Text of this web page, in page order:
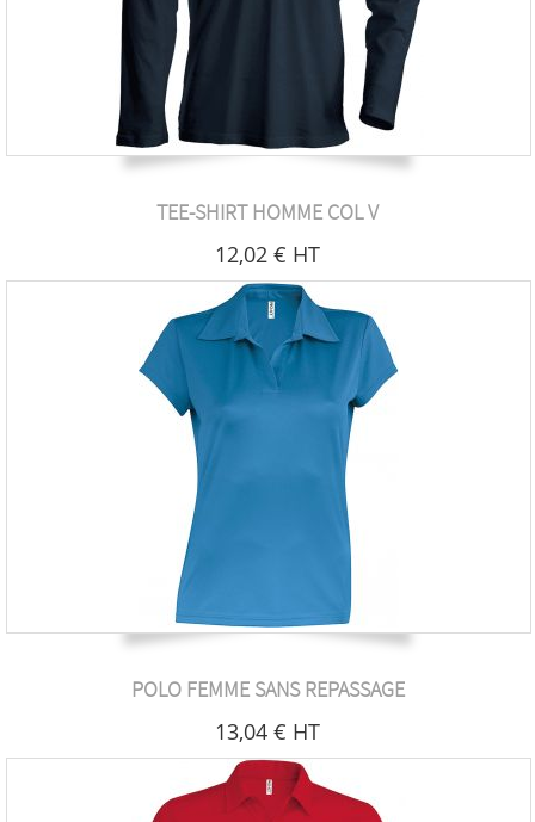
TEE-SHIRT HOMME COL V
12,02 € HT
POLO FEMME SANS REPASSAGE
13,04 € HT